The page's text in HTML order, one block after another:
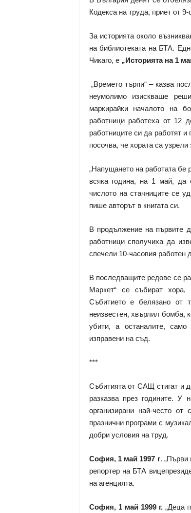
Кодекса на труда, приет от
За историята около
на библиотеката на БТА.
Чикаго, е„Историята на 1
„Времето търпи“ – казва
неумолимо изискваше
маркирайки началото на
работници работеха от 12
работниците си да работят
посочва, че хората са
„Напущането на работата бе
всяка година, на 1 май, да
числото на стачниците се
пише авторът в книгата си.
В продължение на първите
работници сполучиха да
спечели 10-часовия работен
В последващите редове се
Маркет“ се събират хора,
Събитието е белязано от
неизвестен, хвърлил бомба,
убити, а останалите,
изправени на съд.
***
Събитията от САЩ стигат и
разказва през годините. У
организирани най-често
празнични програми с
добри условия на труд.
София, 1 май 1997 г. „Първи
репортер на БТА
на агенцията.
София, 1 май 1999 г.„Деца